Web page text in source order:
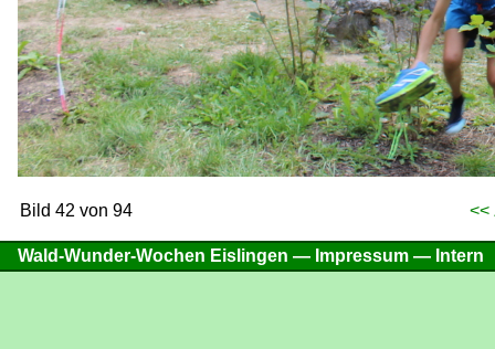
Bild 42 von 94 <<
Wald-Wunder-Wochen Eislingen — Impressum — Intern